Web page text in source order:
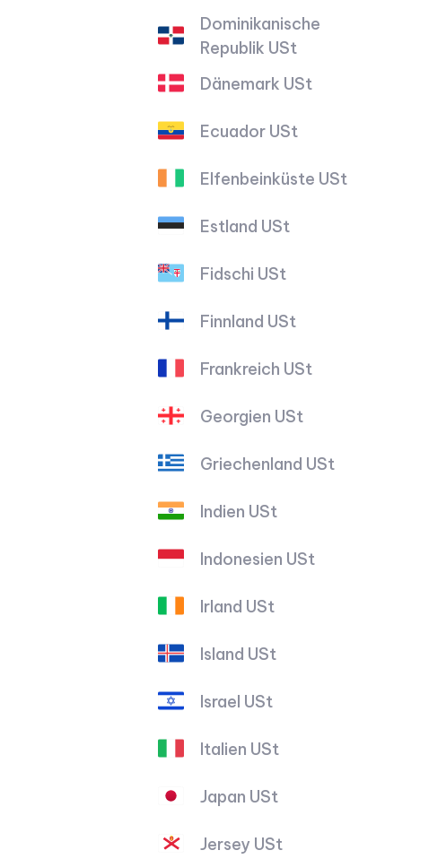
Dominikanische
Republik USt
Dänemark USt
Ecuador USt
Elfenbeinküste USt
Estland USt
Fidschi USt
Finnland USt
Frankreich USt
Georgien USt
Griechenland USt
Indien USt
Indonesien USt
Irland USt
Island USt
Israel USt
Italien USt
Japan USt
Jersey USt